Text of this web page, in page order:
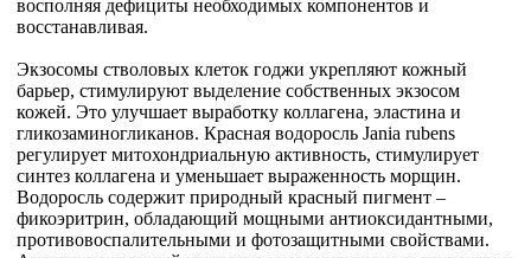
восполняя дефициты необходимых компонентов и
восстанавливая.
Экзосомы стволовых клеток годжи укрепляют кожный
барьер, стимулируют выделение собственных экзосом
кожей. Это улучшает выработку коллагена, эластина и
гликозаминогликанов. Красная водоросль Jania rubens
регулирует митохондриальную активность, стимулирует
синтез коллагена и уменьшает выраженность морщин.
Водоросль содержит природный красный пигмент –
фикоэритрин, обладающий мощными антиоксидантными,
противовоспалительными и фотозащитными свойствами.